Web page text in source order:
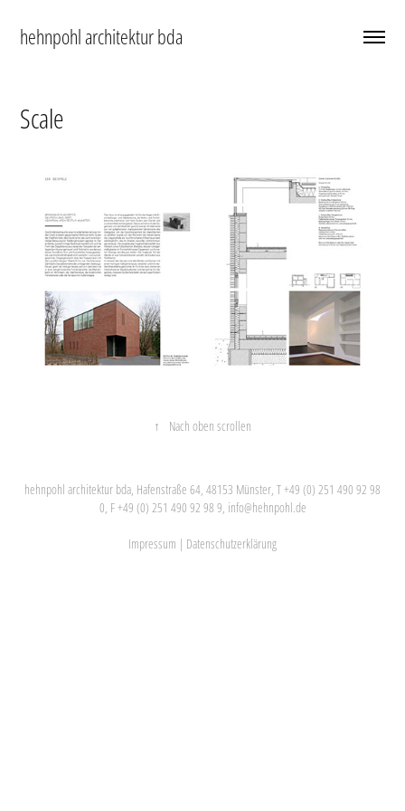
hehnpohl architektur bda
Scale
↑ Nach oben scrollen
hehnpohl architektur bda, Hafenstraße 64, 48153 Münster, T +49 (0) 251 490 92 98
0, F +49 (0) 251 490 92 98 9, info@hehnpohl.de
Impressum | Datenschutzerklärung